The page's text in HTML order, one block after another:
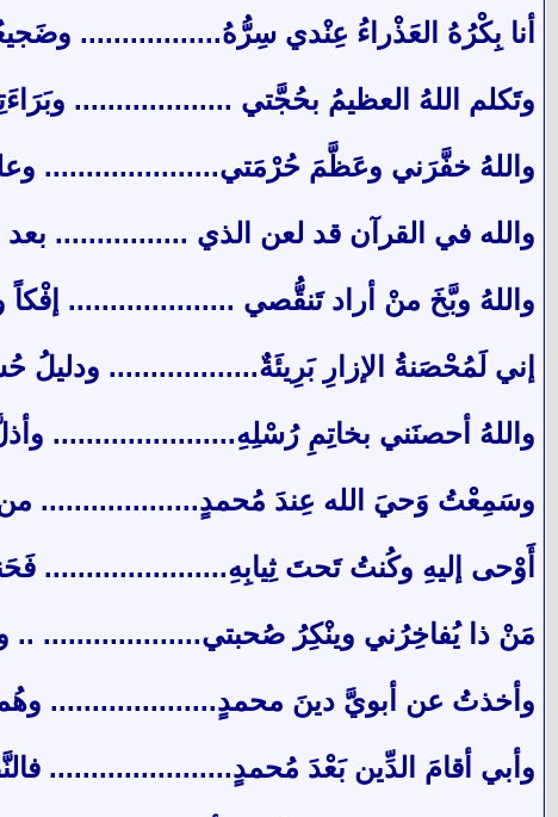
أنا بِكْرُهُ العَذْراءُ عِنْدي سِرُّهُ.................
وتَكلم اللهُ العظيمُ بحُجَّتي ...................
واللهُ خفَّرَني وعَظَّمَ حُرْمَتي.....................
والله في القرآن قد لعن الذي ................ بعد
واللهُ وبَّخَ منْ أراد تَنقُّصي ....................
إني لَمُحْصَنةُ الإزارِ بَرِيئَةٌ..................
واللهُ أحصنَني بخاتِمِ رُسْلِهِ...................... وأذلَّ
وسَمِعْتُ وَحيَ الله عِندَ مُحمدٍ................... من
أَوْحى إليهِ وكُنتُ تَحتَ ثِيابِهِ......................
مَنْ ذا يُفاخِرُني وينْكِرُ صُحبتي...................
وأخذتُ عن أبويَّ دينَ محمدٍ....................
وأبي أقامَ الدِّين بَعْدَ مُحمدٍ......................